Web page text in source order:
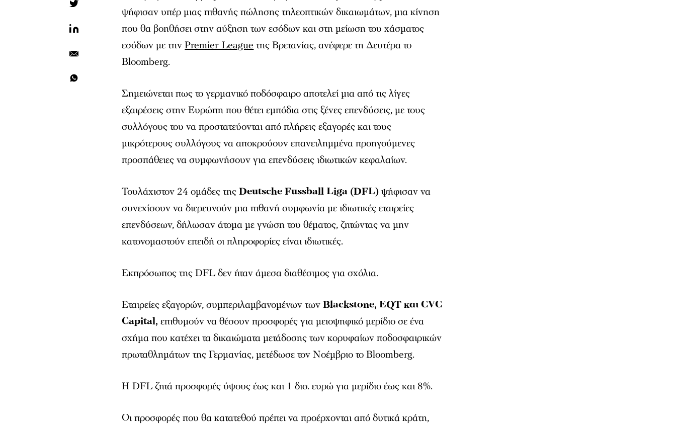
ψήφισαν υπέρ μιας πιθανής πώλησης τηλεοπτικών δικαιωμάτων, μια κίνηση
που θα βοηθήσει στην αύξηση των εσόδων και στη μείωση του χάσματος
εσόδων με τηνPremier League της Βρετανίας, ανέφερε τη Δευτέρα το
Bloomberg.
Σημειώνεται πως το γερμανικό ποδόσφαιρο αποτελεί μια από τις λίγες
εξαιρέσεις στην Ευρώπη που θέτει εμπόδια στις ξένες επενδύσεις, με τους
συλλόγους του να προστατεύονται από πλήρεις εξαγορές και τους
μικρότερους συλλόγους να αποκρούουν επανειλημμένα προηγούμενες
προσπάθειες να συμφωνήσουν για επενδύσεις ιδιωτικών κεφαλαίων.
Τουλάχιστον 24 ομάδες τηςDeutsche Fussball Liga (DFL)ψήφισαν να
συνεχίσουν να διερευνούν μια πιθανή συμφωνία με ιδιωτικές εταιρείες
επενδύσεων, δήλωσαν άτομα με γνώση του θέματος, ζητώντας να μην
κατονομαστούν επειδή οι πληροφορίες είναι ιδιωτικές.
Εκπρόσωπος της DFL δεν ήταν άμεσα διαθέσιμος για σχόλια.
Εταιρείες εξαγορών, συμπεριλαμβανομένων τωνBlackstone, EQT και CVC
Capital, επιθυμούν να θέσουν προσφορές για μειοψηφικό μερίδιο σε ένα
σχήμα που κατέχει τα δικαιώματα μετάδοσης των κορυφαίων ποδοσφαιρικών
πρωταθλημάτων της Γερμανίας, μετέδωσε τον Νοέμβριο το Bloomberg.
Η DFL ζητά προσφορές ύψους έως και 1 δισ. ευρώ για μερίδιο έως και 8%.
Οι προσφορές που θα κατατεθού πρέπει να προέρχονται από δυτικά κράτη,